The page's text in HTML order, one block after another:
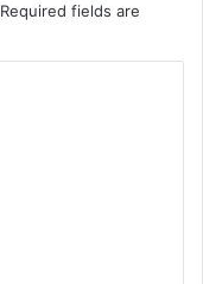
Required fields are